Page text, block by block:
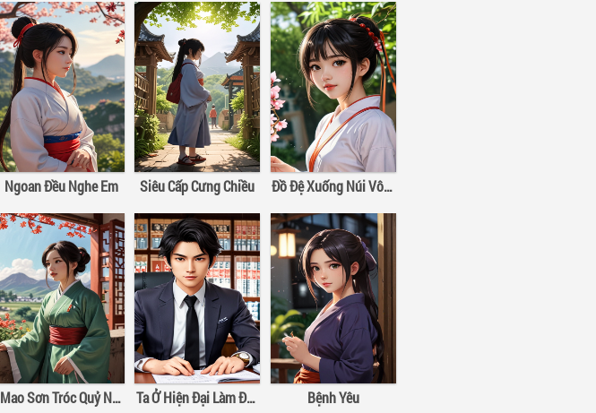
Ngoan Đều Nghe Em Siêu Cấp Cưng Chiều Đồ Đệ Xuống Núi Vô Địch Thiên Hạ
Mao Sơn Tróc Quỷ Nhân Ta Ở Hiện Đại Làm Đại Boss Bệnh Yêu